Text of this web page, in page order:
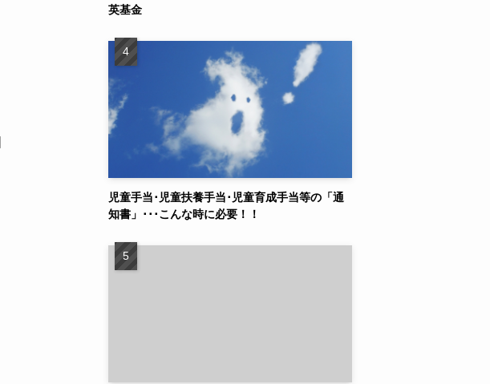
英基金
児童手当･児童扶養手当･児童育成手当等の「通
知書」･･･こんな時に必要！！